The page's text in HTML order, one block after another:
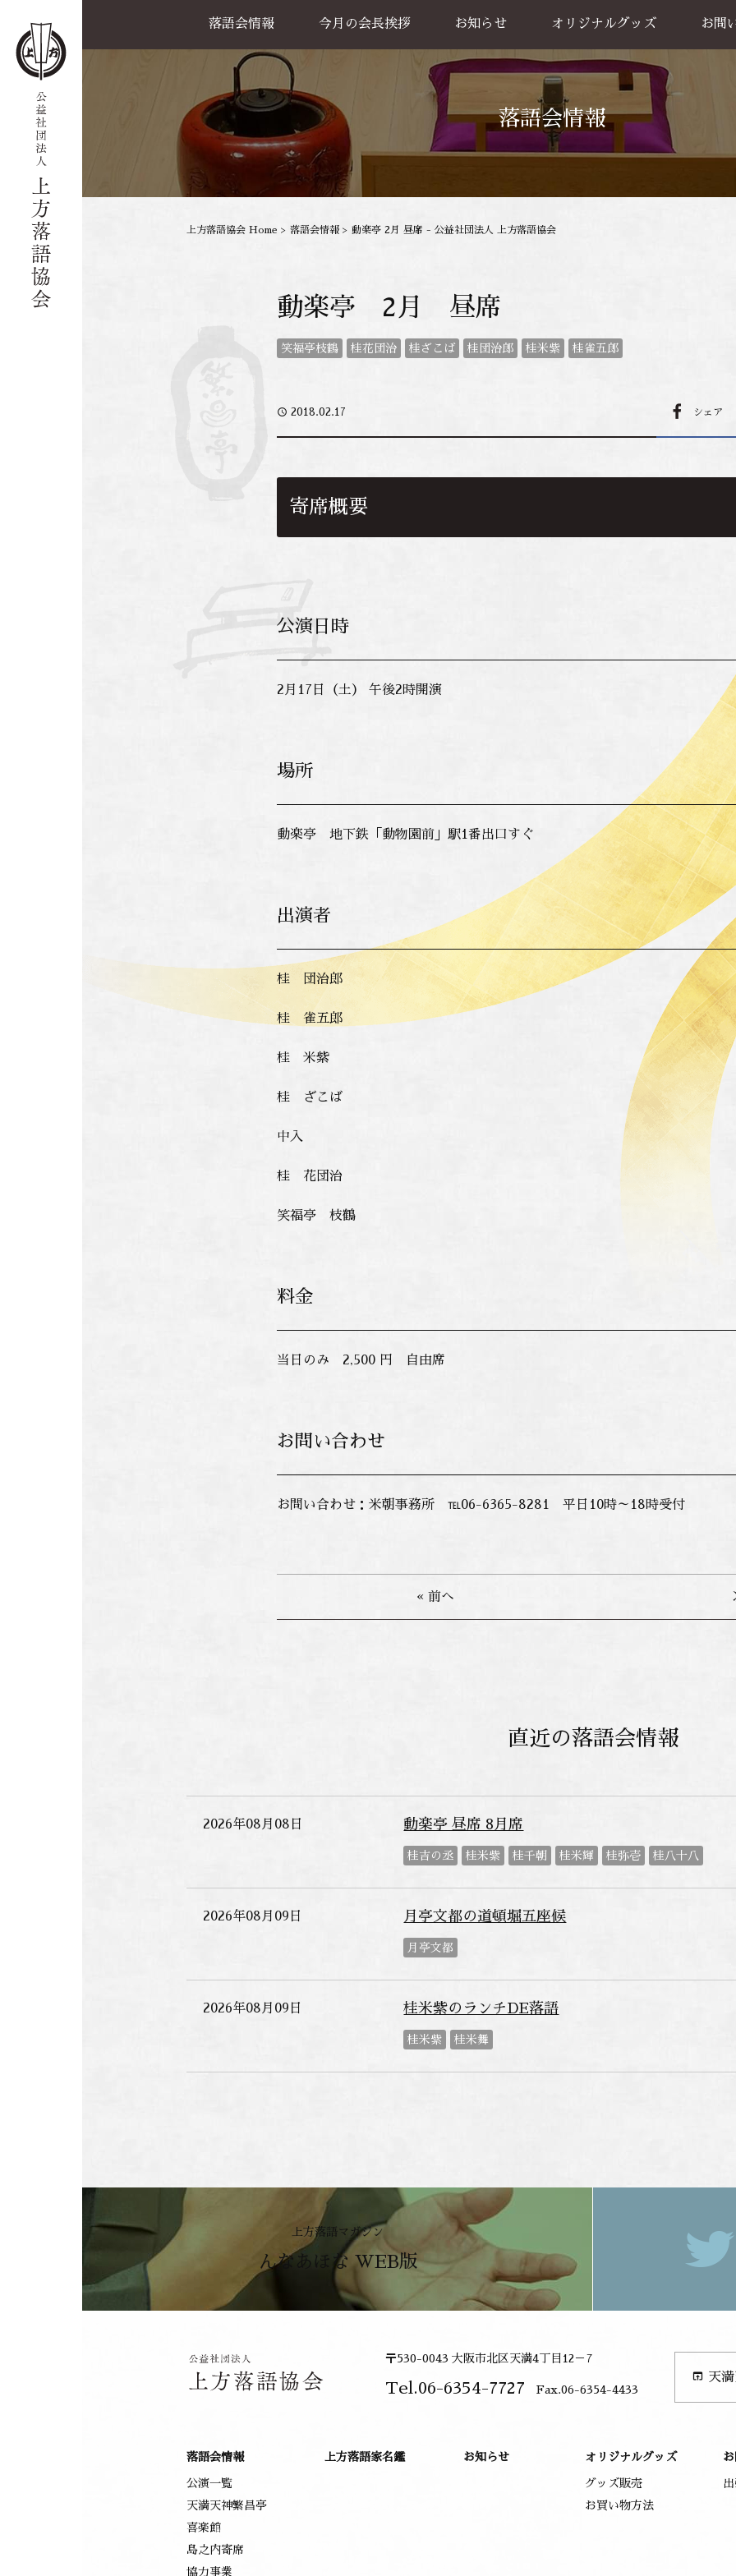
落語会情報
公演一覧
天満天神繁昌亭
喜楽館
島之内寄席
協力事業
今月の会長挨拶 お知らせ オリジナルグッズ
グッズ販売
お買い物方法
お問
落語会情報
上方落語協会 Home > 落語会情報 > 動楽亭 2月 昼席 - 公益社団法人 上方落語協会
動楽亭 2月 昼席
笑福亭枝鶴 桂花団治 桂ざこば 桂団治郎 桂米紫 桂雀五郎
access_time 2018.02.17 シェア
寄席概要
公演日時
2月17日（土） 午後2時開演
場所
動楽亭 地下鉄「動物園前」駅1番出口すぐ
出演者
桂 団治郎
桂 雀五郎
桂 米紫
桂 ざこば
中入
桂 花団治
笑福亭 枝鶴
料金
当日のみ 2,500 円 自由席
お問い合わせ
お問い合わせ：米朝事務所 ℡06-6365-8281 平日10時～18時受付
« 前へ
直近の落語会情報
2026年08月08日 動楽亭 昼席 8月席
桂吉の丞 桂米紫 桂千朝 桂米輝 桂弥壱 桂八十八
2026年08月09日 月亭文都の道頓堀五座候
月亭文都
2026年08月09日 桂米紫のランチDE落語
桂米紫 桂米舞
上方落語マガジン
んなあほな WEB版
〒530-0043 大阪市北区天満4丁目12－7
Tel.06-6354-7727 Fax.06-6354-4433
open_in_browser 天
落語会情報
公演一覧
天満天神繁昌亭
喜楽館
島之内寄席
協力事業
上方落語家名鑑 お知らせ オリジナルグッズ
グッズ販売
お買い物方法